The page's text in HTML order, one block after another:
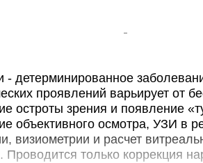
Медицина и Красота
переулке
Москва, 6-й Монетчиковский
А МедКлиник в 3-м
Москва, 3-й Монетчиковский
- детерминированное
проявлений варьирует от
остроты зрения и появление
объективного осмотра, УЗИ в
визиометрии и расчет
Проводится только коррекция